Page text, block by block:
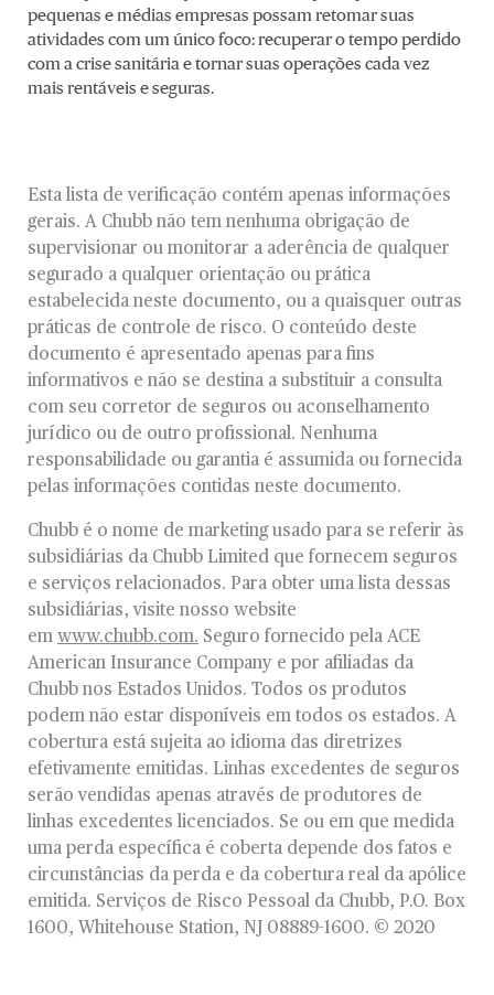
pequenas e médias empresas possam retomar suas
atividades com um único foco: recuperar o tempo perdido
com a crise sanitária e tornar suas operações cada vez
mais rentáveis e seguras.
Esta lista de verificação contém apenas informações
gerais. A Chubb não tem nenhuma obrigação de
supervisionar ou monitorar a aderência de qualquer
segurado a qualquer orientação ou prática
estabelecida neste documento, ou a quaisquer outras
práticas de controle de risco. O conteúdo deste
documento é apresentado apenas para fins
informativos e não se destina a substituir a consulta
com seu corretor de seguros ou aconselhamento
jurídico ou de outro profissional. Nenhuma
responsabilidade ou garantia é assumida ou fornecida
pelas informações contidas neste documento.
Chubb é o nome de marketing usado para se referir às
subsidiárias da Chubb Limited que fornecem seguros
e serviços relacionados. Para obter uma lista dessas
subsidiárias, visite nosso website
em www.chubb.com. Seguro fornecido pela ACE
American Insurance Company e por afiliadas da
Chubb nos Estados Unidos. Todos os produtos
podem não estar disponíveis em todos os estados. A
cobertura está sujeita ao idioma das diretrizes
efetivamente emitidas. Linhas excedentes de seguros
serão vendidas apenas através de produtores de
linhas excedentes licenciados. Se ou em que medida
uma perda específica é coberta depende dos fatos e
circunstâncias da perda e da cobertura real da apólice
emitida. Serviços de Risco Pessoal da Chubb, P.O. Box
1600, Whitehouse Station, NJ 08889-1600. © 2020